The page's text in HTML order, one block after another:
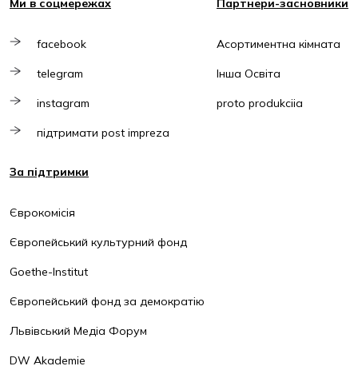
Ми в соцмережах
facebook
telegram
instagram
підтримати post impreza
Партнери-засновники
Асортиментна кімната
Інша Освіта
proto produkciia
За підтримки
Єврокомісія
Європейський культурний фонд
Goethe-Institut
Європейський фонд за демократію
Львівський Медіа Форум
DW Akademie